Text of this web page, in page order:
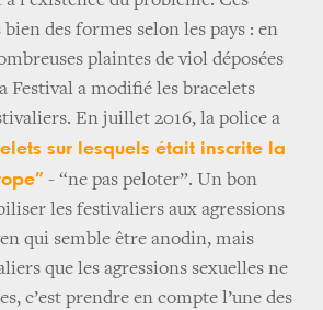
des formes selon les pays : en
plaintes de viol déposées
Festival a modifié les bracelets
En juillet 2016, la police a
sur lesquels était inscrite la
- “ne pas peloter”. Un bon
les festivaliers aux agressions
qui semble être anodin, mais
que les agressions sexuelles ne
c’est prendre en compte l’une des